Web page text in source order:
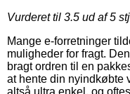
Vurderet til 3.5 ud af 5
Mange e-forretninger
muligheder for fragt.
bragt ordren til en
at hente din nyindkøbte
altså ultra enkel, og